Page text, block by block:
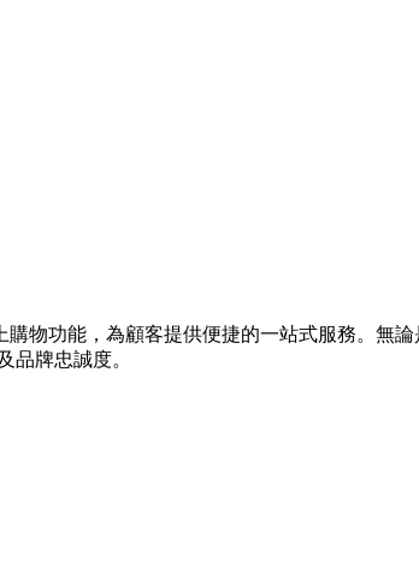
購物功能，為顧客提供便捷的一站式服務。
品牌忠誠度。